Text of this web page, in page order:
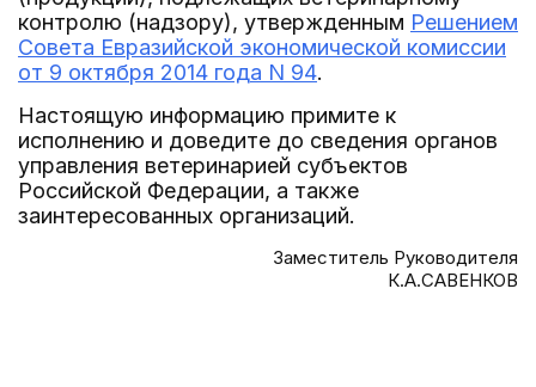
контролю (надзору), утвержденным Решением
Совета Евразийской экономической комиссии
от 9 октября 2014 года N 94.
Настоящую информацию примите к
исполнению и доведите до сведения органов
управления ветеринарией субъектов
Российской Федерации, а также
заинтересованных организаций.
Заместитель Руководителя
К.А.САВЕНКОВ